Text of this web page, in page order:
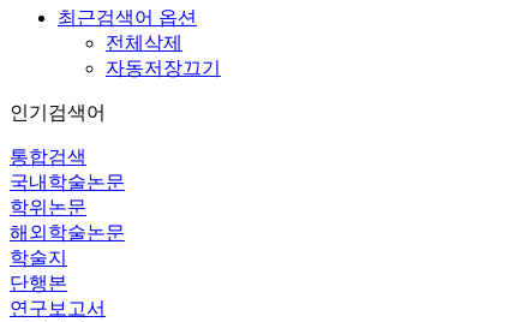
최근검색어 옵션
전체삭제
자동저장끄기
인기검색어
통합검색
국내학술논문
학위논문
해외학술논문
학술지
단행본
연구보고서